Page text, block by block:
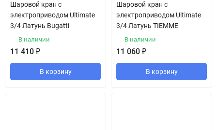
Шаровой кран с
электроприводом Ultimate
3/4 Латунь Bugatti
В наличии
11 410 ₽
В корзину
Шаровой кран с
электроприводом Ultimate
3/4 Латунь TIEMME
В наличии
11 060 ₽
В корзину